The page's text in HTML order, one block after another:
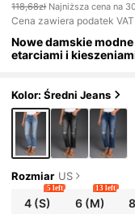
118,68zł Najniższa cena na
Cena zawiera podatek VAT
Nowe damskie
etarciami i
Kolor: Średni Jeans
Rozmiar US
4 (S)
5 left
6 (M)
13 left